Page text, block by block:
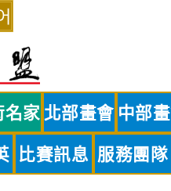
名家 北部畫會 中部
比賽訊息 服務團隊